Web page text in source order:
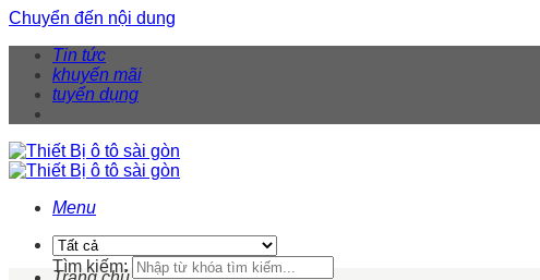
Chuyển đến nội dung
Tin tức
khuyến mãi
tuyển dụng
Menu
Tìm kiếm: